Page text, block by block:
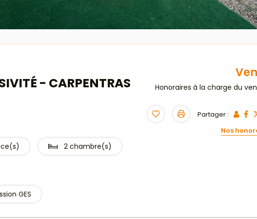
- CARPENTRAS
2 chambre(s)
GES
Honoraires à la charge du
Partager :
Nos